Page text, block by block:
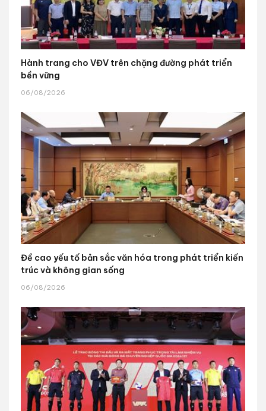
Hành trang cho VĐV trên chặng đường phát triển
bền vững
06/08/2026
Đề cao yếu tố bản sắc văn hóa trong phát triển kiến
trúc và không gian sống
06/08/2026